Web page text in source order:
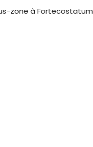
zone à Fortecostatum